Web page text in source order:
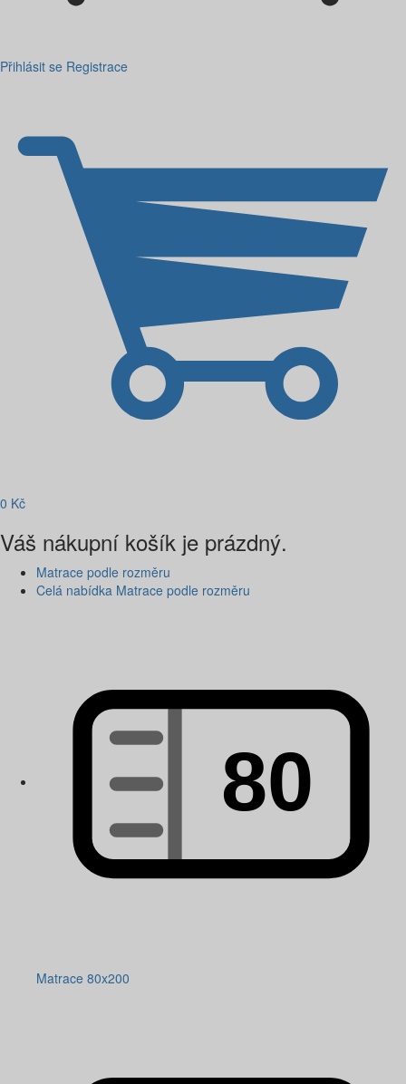
Přihlásit se Registrace
0 Kč
Váš nákupní košík je prázdný.
Matrace podle rozměru
Celá nabídka Matrace podle rozměru
Matrace 80x200